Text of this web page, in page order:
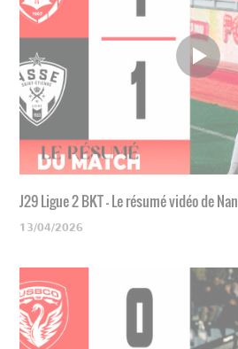
J29 Ligue 2 BKT - Le résumé vidéo de
13/04/2026